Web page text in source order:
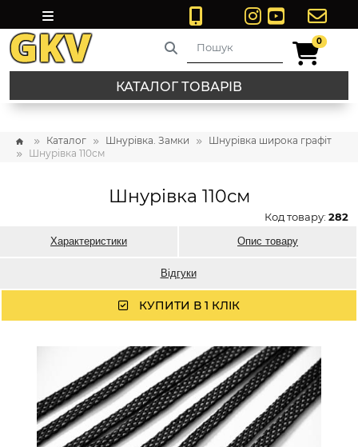
00
КАТАЛОГ ТОВАРІВ
Каталог Шнурівка. Замки
Шнурівка широка графіт
Шнурівка 110см
Шнурівка 110см
Код товару: 282
Характеристики Опис товару
Відгуки
КУПИТИ В 1 КЛІК